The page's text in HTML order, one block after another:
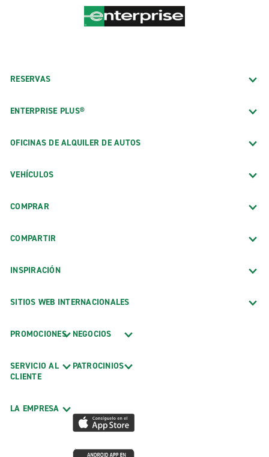
RESERVAS
ENTERPRISE PLUS®
OFICINAS DE ALQUILER DE AUTOS
VEHÍCULOS
COMPRAR
COMPARTIR
INSPIRACIÓN
SITIOS WEB INTERNACIONALES
PROMOCIONES
SERVICIO AL
CLIENTE
LA EMPRESA
NEGOCIOS
PATROCINIOS